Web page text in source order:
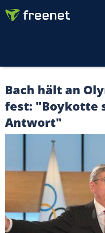
Bach hält an
fest: "Boykotte
Antwort"